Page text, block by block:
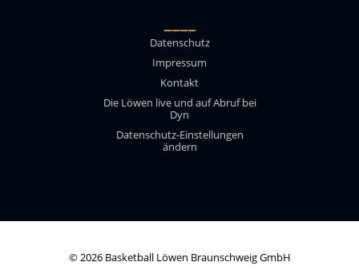
____
Datenschutz
Impressum
Kontakt
Die Löwen live und auf Abruf bei
Dyn
Datenschutz-Einstellungen
ändern
© 2026 Basketball Löwen Braunschweig GmbH